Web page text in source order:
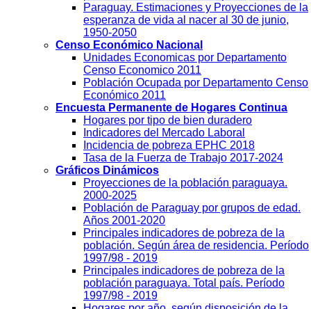
Paraguay. Estimaciones y Proyecciones de la
esperanza de vida al nacer al 30 de junio,
1950-2050
Censo Económico Nacional
Unidades Economicas por Departamento
Censo Economico 2011
Población Ocupada por Departamento Censo
Económico 2011
Encuesta Permanente de Hogares Continua
Hogares por tipo de bien duradero
Indicadores del Mercado Laboral
Incidencia de pobreza EPHC 2018
Tasa de la Fuerza de Trabajo 2017-2024
Gráficos Dinámicos
Proyecciones de la población paraguaya.
2000-2025
Población de Paraguay por grupos de edad.
Años 2001-2020
Principales indicadores de pobreza de la
población. Según área de residencia. Período
1997/98 - 2019
Principales indicadores de pobreza de la
población paraguaya. Total país. Período
1997/98 - 2019